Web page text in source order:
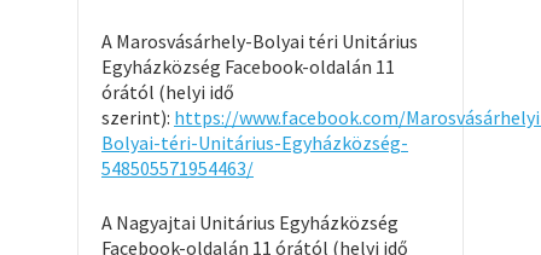
A Marosvásárhely-Bolyai téri Unitárius
Egyházközség Facebook-oldalán 11
órától (helyi idő
szerint): https://www.facebook.com/
Bolyai-téri-Unitárius-Egyházközség-
548505571954463/
A Nagyajtai Unitárius Egyházközség
Facebook-oldalán 11 órától (helyi idő